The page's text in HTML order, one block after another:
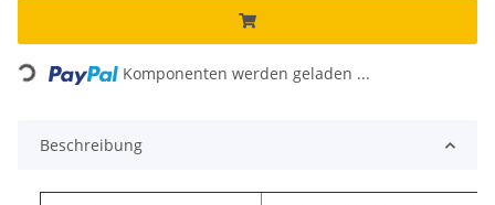
Loading... Komponenten werden geladen ...
Beschreibung